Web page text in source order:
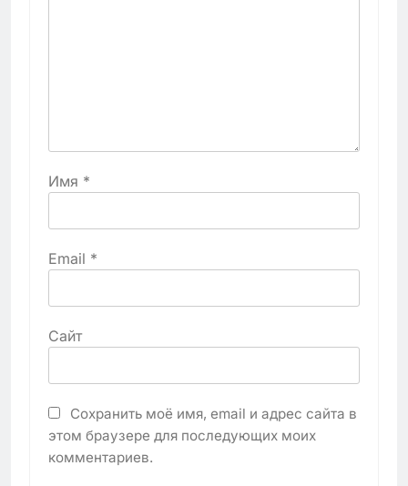
Имя *
Email *
Сайт
Сохранить моё имя, email и адрес сайта в
этом браузере для последующих моих
комментариев.